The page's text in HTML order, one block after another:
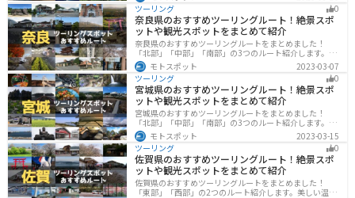
あります。バイクで中国にツーリングに行く際は参考に
してください。
ツーリング
0
奈良県のおすすめツーリングルート！絶景スポ
ットや観光スポットをまとめて紹介
奈良県のおすすめツーリングルートをまとめました！
「北部」「中部」「南部」の3つのルート紹介します。歴
史のある神社寺院が多数あり、自然豊かや山々、グルメ
を満喫するツーリングができます。バイクで奈良県にツ
ーリングに行く際は参考にしてください。
モトスポット
2023-03-07
ツーリング
0
宮城県のおすすめツーリングルート！絶景スポ
ットや観光スポットをまとめて紹介
宮城県のおすすめツーリングルートをまとめました！
「北部」「中部」「南部」の3つのルート紹介します。キ
ツネ村や広大な山や滝、湖などを歴史や自然を満喫する
ツーリングができます。バイクで宮城県にツーリングに
行く際は参考にしてください。
モトスポット
2023-03-15
ツーリング
0
佐賀県のおすすめツーリングルート！絶景スポ
ットや観光スポットをまとめて紹介
佐賀県のおすすめツーリングルートをまとめました！
「東部」「西部」の2つのルート紹介します。美しい温泉